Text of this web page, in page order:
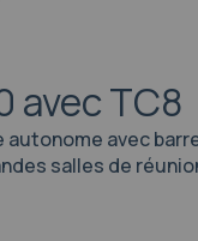
avec TC8
autonome avec
salles de